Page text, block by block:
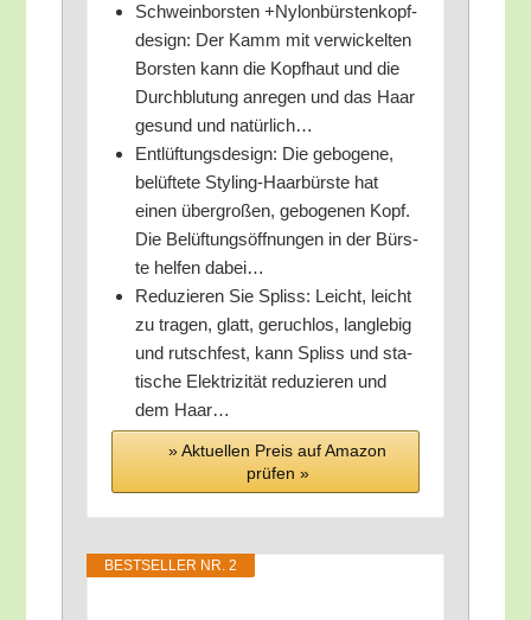
Schwein­bors­ten +Nylon­bürs­ten­kopf­
de­sign: Der Kamm mit ver­wi­ckel­ten
Bors­ten kann die Kopf­haut und die
Durch­blu­tung anre­gen und das Haar
gesund und natürlich…
Ent­lüf­tungs­de­sign: Die gebo­ge­ne,
belüf­te­te Sty­ling-Haar­bürs­te hat
einen über­gro­ßen, gebo­ge­nen Kopf.
Die Belüf­tungs­öff­nun­gen in der Bürs­
te hel­fen dabei…
Redu­zie­ren Sie Spliss: Leicht, leicht
zu tra­gen, glatt, geruch­los, lang­le­big
und rutsch­fest, kann Spliss und sta­
ti­sche Elek­tri­zi­tät redu­zie­ren und
dem Haar…
» Aktu­el­len Preis auf Ama­zon
prü­fen »
BEST­SEL­LER NR. 2